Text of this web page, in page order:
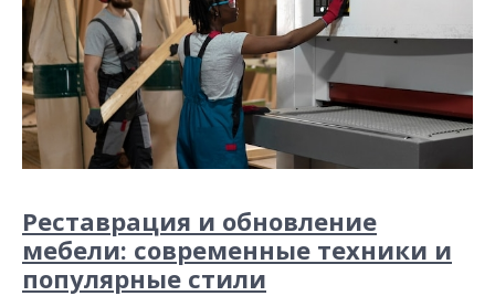
Реставрация и обновление
мебели: современные техники и
популярные стили